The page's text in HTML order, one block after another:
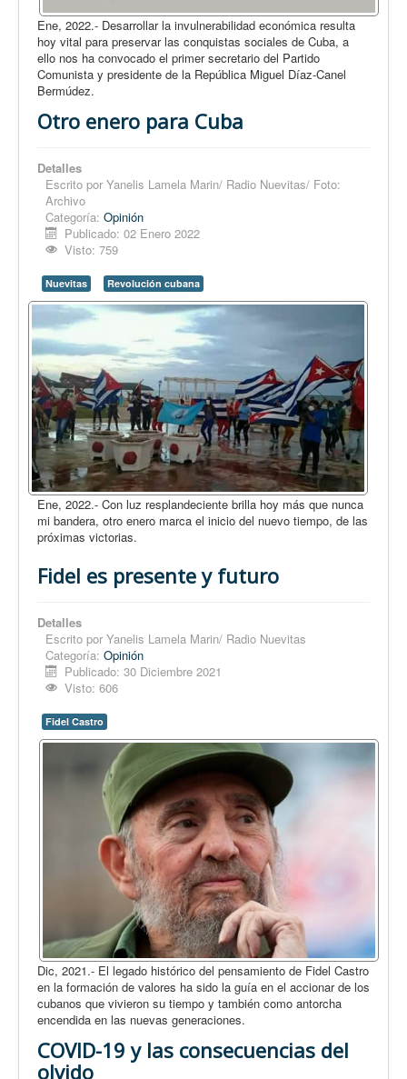
Ene, 2022.- Desarrollar la invulnerabilidad económica resulta
hoy vital para preservar las conquistas sociales de Cuba, a
ello nos ha convocado el primer secretario del Partido
Comunista y presidente de la República Miguel Díaz-Canel
Bermúdez.
Otro enero para Cuba
Detalles
Escrito por Yanelis Lamela Marin/ Radio Nuevitas/ Foto:
Archivo
Categoría: Opinión
Publicado: 02 Enero 2022
Visto: 759
Nuevitas Revolución cubana
Ene, 2022.- Con luz resplandeciente brilla hoy más que nunca
mi bandera, otro enero marca el inicio del nuevo tiempo, de las
próximas victorias.
Fidel es presente y futuro
Detalles
Escrito por Yanelis Lamela Marin/ Radio Nuevitas
Categoría: Opinión
Publicado: 30 Diciembre 2021
Visto: 606
Fidel Castro
Dic, 2021.- El legado histórico del pensamiento de Fidel Castro
en la formación de valores ha sido la guía en el accionar de los
cubanos que vivieron su tiempo y también como antorcha
encendida en las nuevas generaciones.
COVID-19 y las consecuencias del
olvido